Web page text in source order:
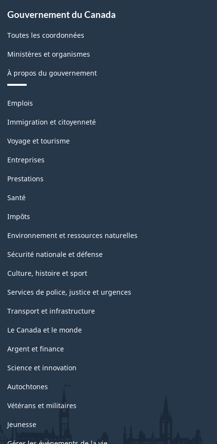
Gouvernement du Canada
Toutes les coordonnées
Ministères et organismes
À propos du gouvernement
Thèmes
sujets
Emplois
Immigration et citoyenneté
Voyage et tourisme
Entreprises
Prestations
Santé
Impôts
Environnement et ressources naturelles
Sécurité nationale et défense
Culture, histoire et sport
Services de police, justice et urgences
Transport et infrastructure
Le Canada et le monde
Argent et finance
Science et innovation
Autochtones
Vétérans et militaires
Jeunesse